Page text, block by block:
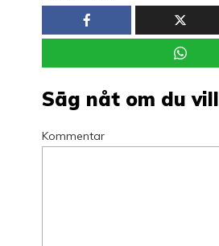
Säg nåt om du vill
Kommentar